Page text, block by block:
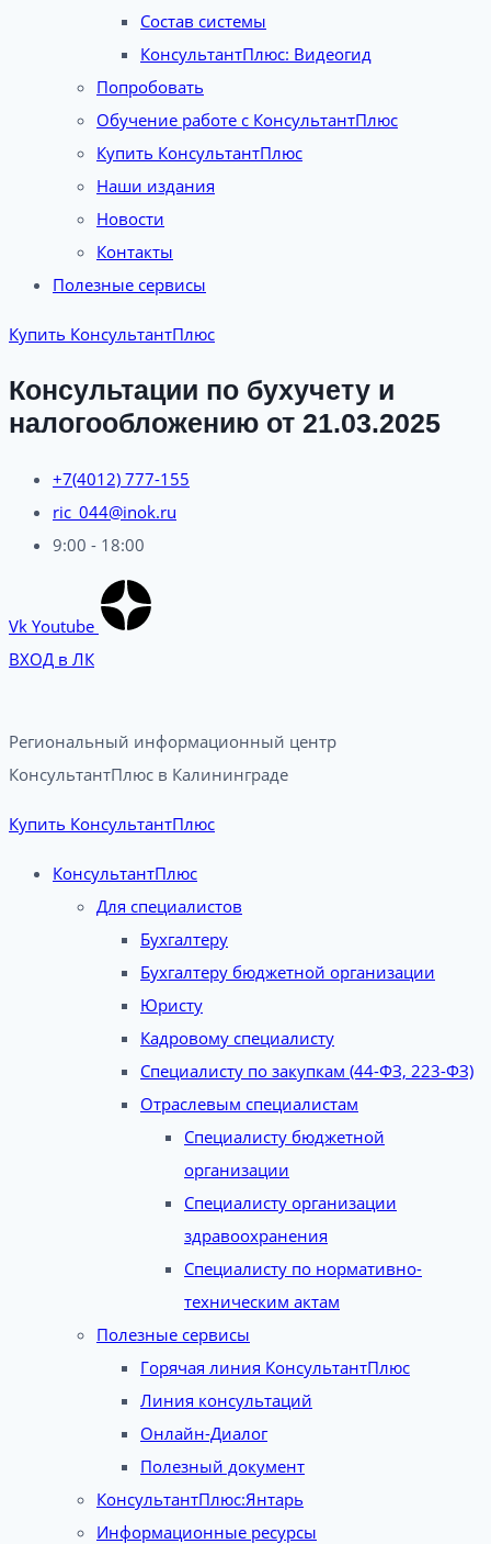
Состав системы
КонсультантПлюс: Видеогид
Попробовать
Обучение работе с КонсультантПлюс
Купить КонсультантПлюс
Наши издания
Новости
Контакты
Полезные сервисы
Купить КонсультантПлюс
Консультации по бухучету и
налогообложению от 21.03.2025
+7(4012) 777-155
ric_044@inok.ru
9:00 - 18:00
Vk Youtube
ВХОД в ЛК
Региональный информационный центр
КонсультантПлюс в Калининграде​
Купить КонсультантПлюс
КонсультантПлюс
Для специалистов
Бухгалтеру
Бухгалтеру бюджетной организации
Юристу
Кадровому специалисту
Специалисту по закупкам (44-ФЗ, 223-ФЗ)
Отраслевым специалистам
Специалисту бюджетной
организации
Специалисту организации
здравоохранения
Специалисту по нормативно-
техническим актам
Полезные сервисы
Горячая линия КонсультантПлюс
Линия консультаций
Онлайн-Диалог
Полезный документ
КонсультантПлюс:Янтарь
Информационные ресурсы